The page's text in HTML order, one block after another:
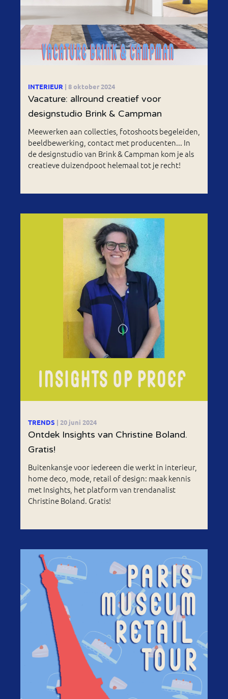
INTERIEUR | 8 oktober 2024
Vacature: allround creatief voor
designstudio Brink & Campman
Meewerken aan collecties, fotoshoots begeleiden,
beeldbewerking, contact met producenten... In
de designstudio van Brink & Campman kom je als
creatieve duizendpoot helemaal tot je recht!
TRENDS | 20 juni 2024
Ontdek Insights van Christine Boland.
Gratis!
Buitenkansje voor iedereen die werkt in interieur,
home deco, mode, retail of design: maak kennis
met Insights, het platform van trendanalist
Christine Boland. Gratis!